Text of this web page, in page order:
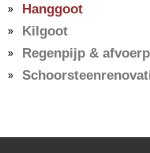
Hanggoot
Kilgoot
Regenpijp &